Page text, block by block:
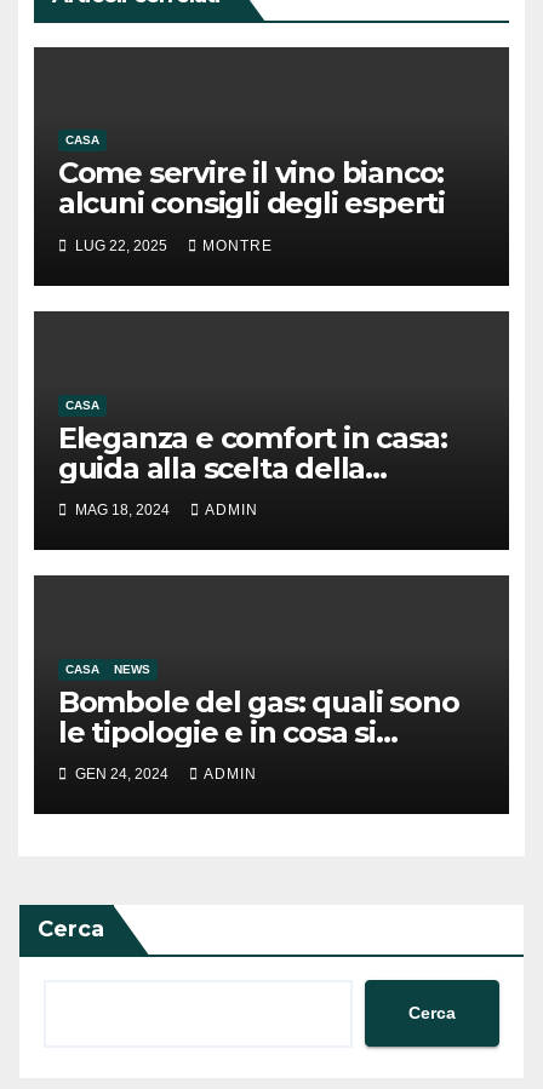
CASA
Come servire il vino bianco:
alcuni consigli degli esperti
LUG 22, 2025 MONTRE
CASA
Eleganza e comfort in casa:
guida alla scelta della
migliore biancheria per la
casa
MAG 18, 2024 ADMIN
CASA NEWS
Bombole del gas: quali sono
le tipologie e in cosa si
differenziano
GEN 24, 2024 ADMIN
Cerca
Cerca